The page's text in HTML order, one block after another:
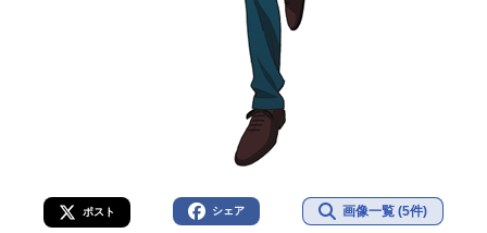
ポスト シェア 画像一覧 (5件)